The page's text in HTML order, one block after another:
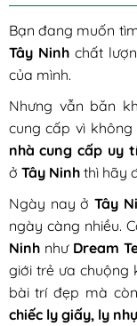
Bạn đang muốn
Tây Ninhchất
của mình.
Nhưng vẫn băn
cung cấp vì
nhà cung cấp uy
ở Tây Ninhthì hãy
Ngày nay ởTây
ngày càng nhiều.
Ninhnhư Dream
giới trẻ ưa chuộng
bài trí đẹp mà
chiếc ly giấy, ly